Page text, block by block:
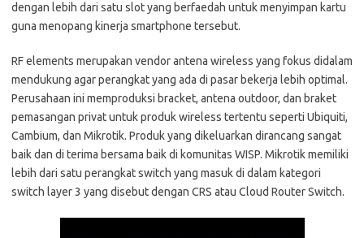
dengan lebih dari satu slot yang berfaedah untuk menyimpan kartu
guna menopang kinerja smartphone tersebut.
RF elements merupakan vendor antena wireless yang fokus didalam
mendukung agar perangkat yang ada di pasar bekerja lebih optimal.
Perusahaan ini memproduksi bracket, antena outdoor, dan braket
pemasangan privat untuk produk wireless tertentu seperti Ubiquiti,
Cambium, dan Mikrotik. Produk yang dikeluarkan dirancang sangat
baik dan di terima bersama baik di komunitas WISP. Mikrotik memiliki
lebih dari satu perangkat switch yang masuk di dalam kategori
switch layer 3 yang disebut dengan CRS atau Cloud Router Switch.